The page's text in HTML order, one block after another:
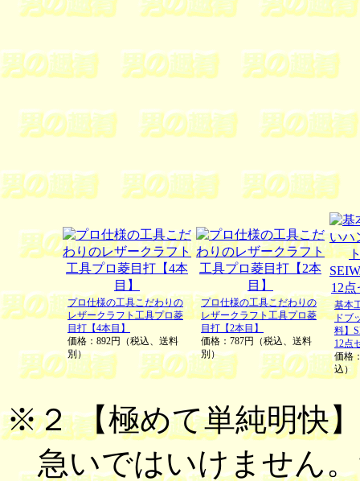
プロ仕様の工具こだわりの
レザークラフト工具プロ菱
目打【4本目】
価格：892円（税込、送料
別）
プロ仕様の工具こだわりの
レザークラフト工具プロ菱
目打【2本目】
価格：787円（税込、送料
別）
基本
ドブ
料】
12点
価格
込）
※２【極めて単純明快】
急いではいけません